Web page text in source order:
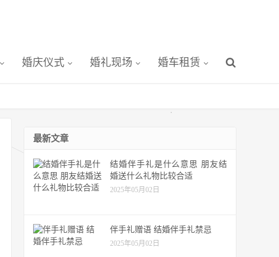
婚庆仪式 婚礼现场 婚车租赁
最新文章
结婚伴手礼是什么意思 朋友结
婚送什么礼物比较合适
2025年05月02日
伴手礼赠语 结婚伴手礼禁忌
2025年05月02日